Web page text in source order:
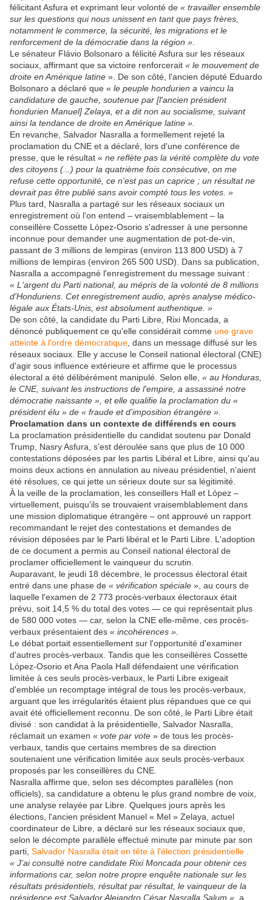
félicitant Asfura et exprimant leur volonté de « travailler ensemble
sur les questions qui nous unissent en tant que pays frères,
notamment le commerce, la sécurité, les migrations et le
renforcement de la démocratie dans la région »
Le sénateur Flávio Bolsonaro a félicité Asfura sur les réseaux
sociaux, affirmant que sa victoire renforcerait « le mouvement de
droite en Amérique latine ». De son côté, l'ancien député Eduardo
Bolsonaro a déclaré que « le peuple hondurien a vaincu la
candidature de gauche, soutenue par [l'ancien président
hondurien Manuel] Zelaya, et a dit non au socialisme, suivant
ainsi la tendance de droite en Amérique latine ».
En revanche, Salvador Nasralla a formellement rejeté la
proclamation du CNE et a déclaré, lors d'une conférence de
presse, que le résultat « ne reflète pas la vérité complète du vote
des citoyens (...) pour la quatrième fois consécutive, on me
refuse cette opportunité, ce n'est pas un caprice ; un résultat ne
devrait pas être publié sans avoir compté tous les votes. »
Plus tard, Nasralla a partagé sur les réseaux sociaux un
enregistrement où l'on entend – vraisemblablement – ​​la
conseillère Cossette López-Osorio s'adresser à une personne
inconnue pour demander une augmentation de pot-de-vin,
passant de 3 millions de lempiras (environ 113 800 USD) à 7
millions de lempiras (environ 265 500 USD). Dans sa publication,
Nasralla a accompagné l'enregistrement du message suivant :
« L'argent du Parti national, au mépris de la volonté de 8 millions
d'Honduriens. Cet enregistrement audio, après analyse médico-
légale aux États-Unis, est absolument authentique. »
De son côté, la candidate du Parti Libre, Rixi Moncada, a
dénoncé publiquement ce qu'elle considérait comme une grave
atteinte à l'ordre démocratique , dans un message diffusé sur les
réseaux sociaux. Elle y accuse le Conseil national électoral (CNE)
d'agir sous influence extérieure et affirme que le processus
électoral a été délibérément manipulé. Selon elle, « au Honduras,
le CNE, suivant les instructions de l'empire, a assassiné notre
démocratie naissante », et elle qualifie la proclamation du «
président élu » de « fraude et d'imposition étrangère ».
Proclamation dans un contexte de différends en cours
La proclamation présidentielle du candidat soutenu par Donald
Trump, Nasry Asfura, s'est déroulée sans que plus de 10 000
contestations déposées par les partis Libéral et Libre, ainsi qu'au
moins deux actions en annulation au niveau présidentiel, n'aient
été résolues, ce qui jette un sérieux doute sur sa légitimité.
À la veille de la proclamation, les conseillers Hall et López –
virtuellement, puisqu'ils se trouvaient vraisemblablement dans
une mission diplomatique étrangère – ont approuvé un rapport
recommandant le rejet des contestations et demandes de
révision déposées par le Parti libéral et le Parti Libre. L'adoption
de ce document a permis au Conseil national électoral de
proclamer officiellement le vainqueur du scrutin.
Auparavant, le jeudi 18 décembre, le processus électoral était
entré dans une phase de « vérification spéciale », au cours de
laquelle l'examen de 2 773 procès-verbaux électoraux était
prévu, soit 14,5 % du total des votes — ce qui représentait plus
de 580 000 votes — car, selon la CNE elle-même, ces procès-
verbaux présentaient des « incohérences ».
Le débat portait essentiellement sur l'opportunité d'examiner
d'autres procès-verbaux. Tandis que les conseillères Cossette
López-Osorio et Ana Paola Hall défendaient une vérification
limitée à ces seuls procès-verbaux, le Parti Libre exigeait
d'emblée un recomptage intégral de tous les procès-verbaux,
arguant que les irrégularités étaient plus répandues que ce qui
avait été officiellement reconnu. De son côté, le Parti Libre était
divisé : son candidat à la présidentielle, Salvador Nasralla,
réclamait un examen « vote par vote » de tous les procès-
verbaux, tandis que certains membres de sa direction
soutenaient une vérification limitée aux seuls procès-verbaux
proposés par les conseillères du CNE.
Nasralla affirme que, selon ses décomptes parallèles (non
officiels), sa candidature a obtenu le plus grand nombre de voix,
une analyse relayée par Libre. Quelques jours après les
élections, l'ancien président Manuel « Mel » Zelaya, actuel
coordinateur de Libre, a déclaré sur les réseaux sociaux que,
selon le décompte parallèle effectué minute par minute par son
parti, Salvador Nasralla était en tête à l'élection présidentielle .
« J’ai consulté notre candidate Rixi Moncada pour obtenir ces
informations car, selon notre propre enquête nationale sur les
résultats présidentiels, résultat par résultat, le vainqueur de la
présidence est Salvador Alejandro César Nasralla Salum » , a